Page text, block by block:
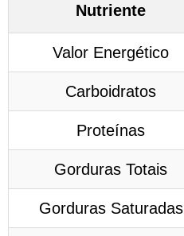
Nutriente
Valor Energético
Carboidratos
Proteínas
Gorduras Totais
Gorduras Saturadas